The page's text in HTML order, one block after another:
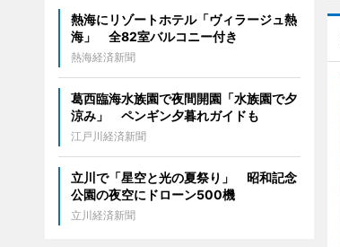
熱海にリゾートホテル「ヴィラージュ熱
海」 全82室バルコニー付き
熱海経済新聞
葛西臨海水族園で夜間開園「水族園で夕
涼み」 ペンギン夕暮れガイドも
江戸川経済新聞
立川で「星空と光の夏祭り」 昭和記念
公園の夜空にドローン500機
立川経済新聞